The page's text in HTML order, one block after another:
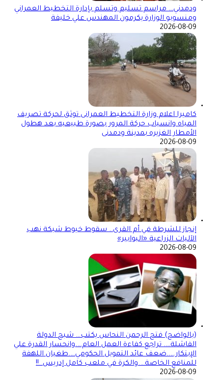
ودمدني… مراسم تسليم وتسلم بإدارة التخطيط العمراني
ومنسوبو الوزارة يكرمون المهندس علي خليفة
2026-08-09
كاميرا اعلام وزارة التخطيط العمرانى توثق لحركة تصريف
المياه وانسياب حركة المرور بصورة طبيعيه بعد هطول
الأمطار الغزيره بمدينة ودمدنى
2026-08-09
إنجاز للشرطة في أم القرى.. سقوط خيوط شبكة نهب
الآليات الزراعية «البوابير»
2026-08-09
(بالواضح) فتح الرحمن النحاس يكتب… شبح الدولة
الفاشلة…. تراجع كفاءة العمل العام….وانحسار القدرة علي
الإبتكار…..ضعف عائد التمويل الحكومي….طغيان اللهفة
للمنافع الخاصة….والكرة في ملعب كامل إدريس..!!
2026-08-09